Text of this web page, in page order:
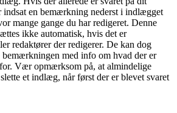
en bemærkning nederst i indlægget
mange gange du har redigeret. Denne
ikke automatisk, hvis det er
redaktører der redigerer. De kan dog
med info om hvad der er
Vær opmærksom på, at almindelige
et indlæg, når først der er blevet svaret